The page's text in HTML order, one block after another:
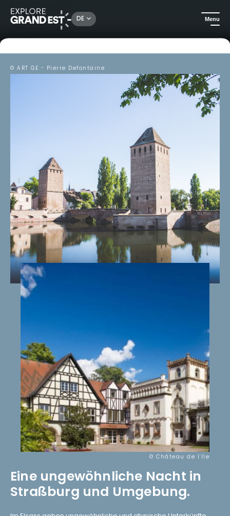
DE Menu
© ART GE - Pierre Defontaine
© Château de l'Ile
Eine ungewöhnliche Nacht in
Straßburg und Umgebung.